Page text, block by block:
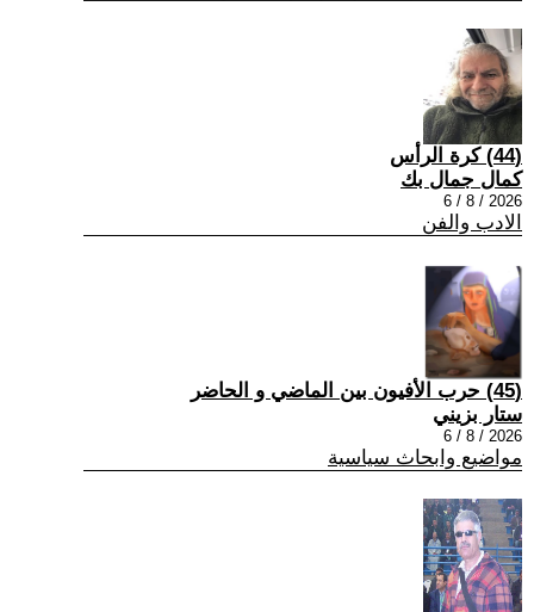
(44) كرة الرأس
كمال جمال بك
2026 / 8 / 6
الادب والفن
(45) حرب الأفيون بين الماضي و الحاضر
ستار بزيني
2026 / 8 / 6
مواضيع وابحاث سياسية